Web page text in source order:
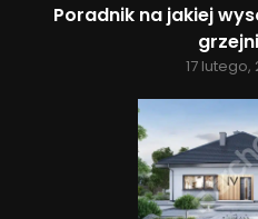
Poradnik na jakiej
17 lutego,